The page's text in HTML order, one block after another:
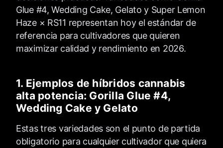
Glue #4, Wedding Cake, Gelato y Super Lemon
Haze × RS11 representan hoy el estándar de
referencia para cultivadores que quieren
maximizar calidad y rendimiento en 2026.
1. Ejemplos de híbridos cannabis
alta potencia: Gorilla Glue #4,
Wedding Cake y Gelato
Estas tres variedades son el punto de partida
obligatorio para cualquier cultivador que quiera